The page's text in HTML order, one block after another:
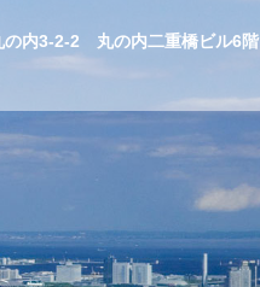
の内3-2-2 丸の内二重橋ビル6階